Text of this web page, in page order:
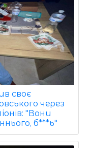
своє
через
"Вони
б***ь"